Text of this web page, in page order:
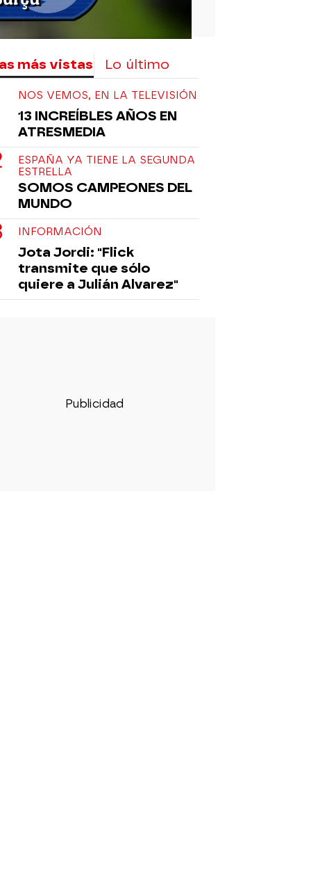
más vistas Lo último
NOS VEMOS, EN LA TELEVISIÓN
13 INCREÍBLES AÑOS EN
ATRESMEDIA
ESPAÑA YA TIENE LA SEGUNDA
ESTRELLA
SOMOS CAMPEONES DEL
MUNDO
INFORMACIÓN
Jota Jordi: "Flick
transmite que sólo
quiere a Julián Alvarez"